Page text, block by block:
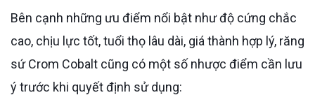
Bên cạnh những ưu điểm nổi bật như độ cứng chắc
cao, chịu lực tốt, tuổi thọ lâu dài, giá thành hợp lý, răng
sứ Crom Cobalt cũng có một số nhược điểm cần lưu
ý trước khi quyết định sử dụng: